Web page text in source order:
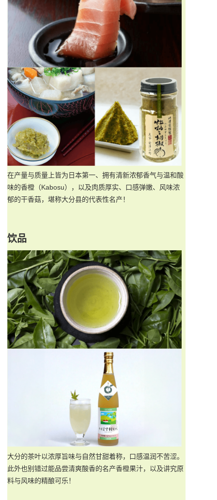
在产量与质量上皆为日本第一、拥有清新浓郁香气与温和酸
味的香橙（Kabosu），以及肉质厚实、口感弹嫩、风味浓
郁的干香菇，堪称大分县的代表性名产！
饮品
大分的茶叶以浓厚旨味与自然甘甜着称，口感温润不苦涩。
此外也别错过能品尝清爽酸香的名产香橙果汁，以及讲究原
料与风味的精酿可乐！